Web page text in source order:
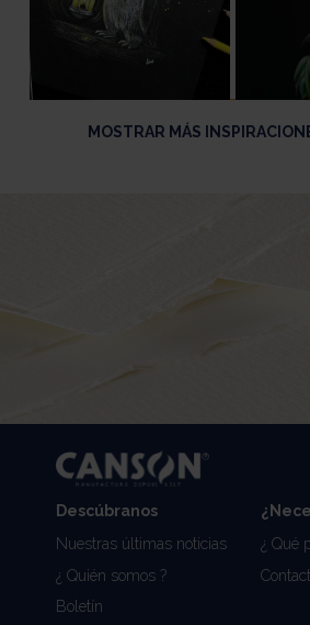
MOSTRAR MÁS
Descúbranos
Nuestras últimas noticias
¿ Quién somos ?
Boletín
¿ Qué